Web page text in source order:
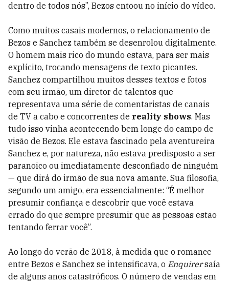
dentro de todos nós”, Bezos entoou no início do vídeo.
Como muitos casais modernos, o relacionamento de
Bezos e Sanchez também se desenrolou digitalmente.
O homem mais rico do mundo estava, para ser mais
explícito, trocando mensagens de texto picantes.
Sanchez compartilhou muitos desses textos e fotos
com seu irmão, um diretor de talentos que
representava uma série de comentaristas de canais
de TV a cabo e concorrentes de reality shows. Mas
tudo isso vinha acontecendo bem longe do campo de
visão de Bezos. Ele estava fascinado pela aventureira
Sanchez e, por natureza, não estava predisposto a ser
paranoico ou imediatamente desconfiado de ninguém
— que dirá do irmão de sua nova amante. Sua filosofia,
segundo um amigo, era essencialmente: “É melhor
presumir confiança e descobrir que você estava
errado do que sempre presumir que as pessoas estão
tentando ferrar você”.
Ao longo do verão de 2018, à medida que o romance
entre Bezos e Sanchez se intensificava, o Enquirersaía
de alguns anos catastróficos. O número de vendas em